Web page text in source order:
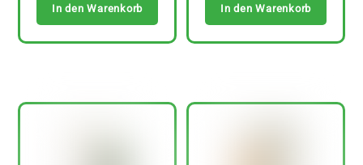
In den Warenkorb In den Warenkorb